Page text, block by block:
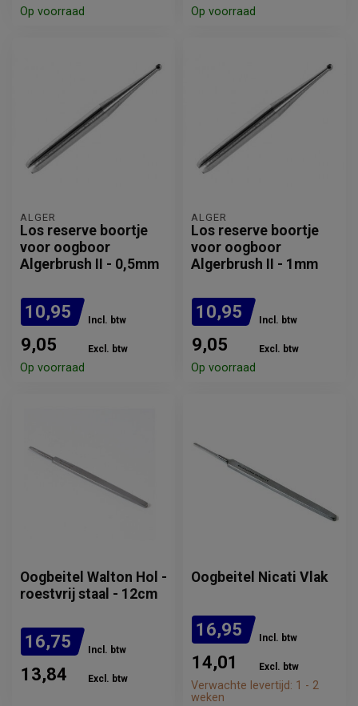
Op voorraad Op voorraad
ALGER
Los reserve boortje
voor oogboor
Algerbrush II - 0,5mm
10,95 Incl. btw
9,05 Excl. btw
Op voorraad
ALGER
Los reserve boortje
voor oogboor
Algerbrush II - 1mm
10,95 Incl. btw
9,05 Excl. btw
Op voorraad
Oogbeitel Walton Hol -
roestvrij staal - 12cm
16,75 Incl. btw
13,84 Excl. btw
Oogbeitel Nicati Vlak
16,95 Incl. btw
14,01 Excl. btw
Verwachte levertijd: 1 - 2
weken